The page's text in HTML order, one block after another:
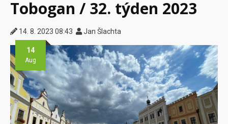
Tobogan / 32. týden 2023
14. 8. 2023 08:43 Jan Šlachta
14
Aug